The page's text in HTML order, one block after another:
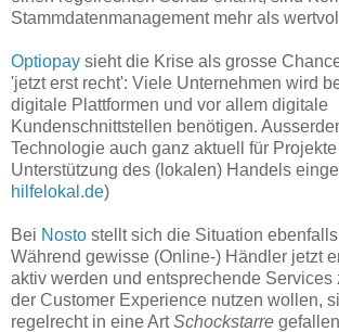
Stammdatenmanagement mehr als
Optiopay sieht die Krise als grosse
'jetzt erst recht': Viele Unternehmen wird
digitale Plattformen und vor allem digitale
Kundenschnittstellen benötigen.
Technologie auch ganz aktuell für
Unterstützung des (lokalen) Handels
hilfelokal.de)
Bei Nosto stellt sich die Situation
Während gewisse (Online-) Händler jetzt
aktiv werden und entsprechende Services
der Customer Experience nutzen wollen,
regelrecht in eine ArtSchockstarre